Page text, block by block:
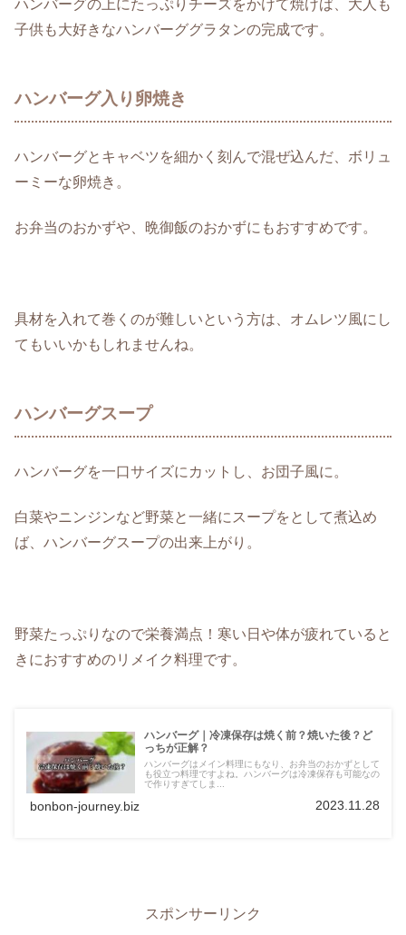
ハンバーグの上にたっぷりチーズをかけて焼けば、大人も
子供も大好きなハンバーググラタンの完成です。
ハンバーグ入り卵焼き
ハンバーグとキャベツを細かく刻んで混ぜ込んだ、ボリュ
ーミーな卵焼き。
お弁当のおかずや、晩御飯のおかずにもおすすめです。
具材を入れて巻くのが難しいという方は、オムレツ風にし
てもいいかもしれませんね。
ハンバーグスープ
ハンバーグを一口サイズにカットし、お団子風に。
白菜やニンジンなど野菜と一緒にスープをとして煮込め
ば、ハンバーグスープの出来上がり。
野菜たっぷりなので栄養満点！寒い日や体が疲れていると
きにおすすめのリメイク料理です。
ハンバーグ｜冷凍保存は焼く前？焼いた後？ど
っちが正解？
ハンバーグはメイン料理にもなり、お弁当のおかずとして
も役立つ料理ですよね。ハンバーグは冷凍保存も可能なの
で作りすぎてしま...
bonbon-journey.biz 2023.11.28
スポンサーリンク